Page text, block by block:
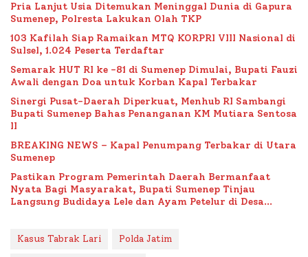
Pria Lanjut Usia Ditemukan Meninggal Dunia di Gapura
Sumenep, Polresta Lakukan Olah TKP
103 Kafilah Siap Ramaikan MTQ KORPRI VIII Nasional di
Sulsel, 1.024 Peserta Terdaftar
Semarak HUT RI ke -81 di Sumenep Dimulai, Bupati Fauzi
Awali dengan Doa untuk Korban Kapal Terbakar
Sinergi Pusat-Daerah Diperkuat, Menhub RI Sambangi
Bupati Sumenep Bahas Penanganan KM Mutiara Sentosa
II
BREAKING NEWS – Kapal Penumpang Terbakar di Utara
Sumenep
Pastikan Program Pemerintah Daerah Bermanfaat
Nyata Bagi Masyarakat, Bupati Sumenep Tinjau
Langsung Budidaya Lele dan Ayam Petelur di Desa
Kasus Tabrak Lari Polda Jatim